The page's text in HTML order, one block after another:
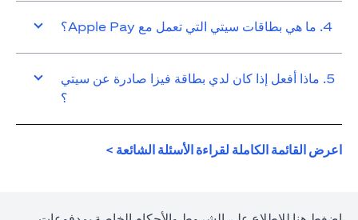
4. ما هي بطاقات سيتي التي تعمل مع Apple Pay؟
5. ماذا أفعل إذا كان لدي بطاقة فيزا صادرة عن سيتي
؟
اعرض القائمة الكاملة لقراءة الأسئلة الشائعة >